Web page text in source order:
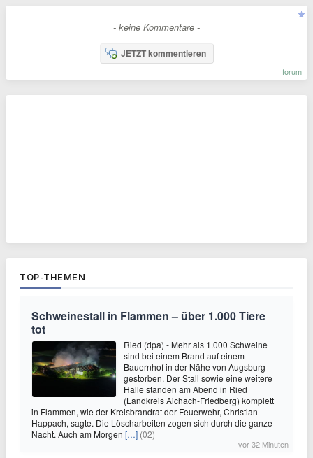
- keine Kommentare -
JETZT kommentieren
forum
TOP-THEMEN
Schweinestall in Flammen – über 1.000 Tiere
tot
Ried (dpa) - Mehr als 1.000 Schweine
sind bei einem Brand auf einem
Bauernhof in der Nähe von Augsburg
gestorben. Der Stall sowie eine weitere
Halle standen am Abend in Ried
(Landkreis Aichach-Friedberg) komplett
in Flammen, wie der Kreisbrandrat der Feuerwehr, Christian
Happach, sagte. Die Löscharbeiten zogen sich durch die ganze
Nacht. Auch am Morgen […] (02)
vor 32 Minuten